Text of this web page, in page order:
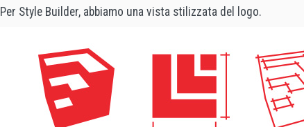
Per Style Builder, abbiamo una vista stilizzata del logo.